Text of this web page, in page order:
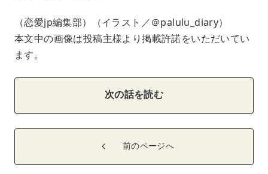
（恋愛jp編集部）（イラスト／＠palulu_diary）
本文中の画像は投稿主様より掲載許諾をいただいてい
ます。
次の話を読む
前のページへ